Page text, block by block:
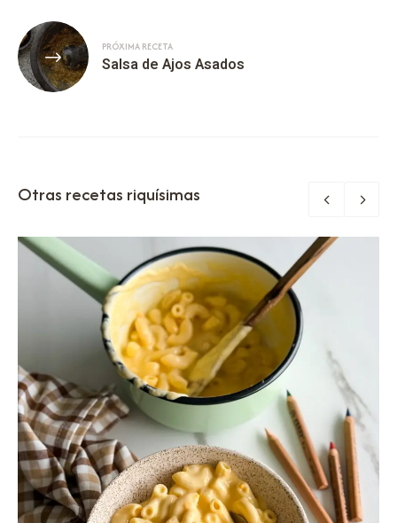
PRÓXIMA RECETA
Salsa de Ajos Asados
Otras recetas riquísimas